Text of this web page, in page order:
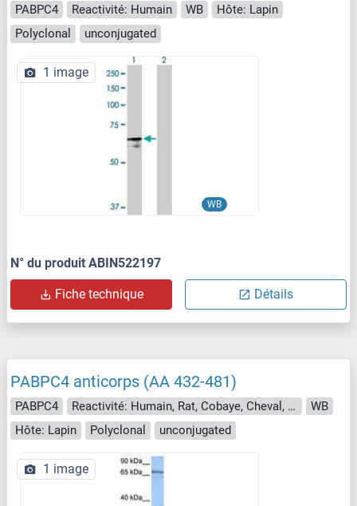
PABPC4 Reactivité: Humain WB
Hôte: Lapin
Polyclonal
unconjugated
WB
1 image
N° du produit ABIN522197
Fiche technique Détails
PABPC4 anticorps (AA 432-481)
PABPC4 Reactivité: Humain, Rat, Cobaye, Cheval, Lapin, Singe
WB
Hôte: Lapin
Polyclonal unconjugated
1 image